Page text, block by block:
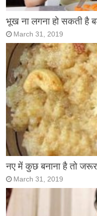
भूख ना लगना हो सकती है
March 31, 2019
नए में कुछ बनाना है तो
March 31, 2019